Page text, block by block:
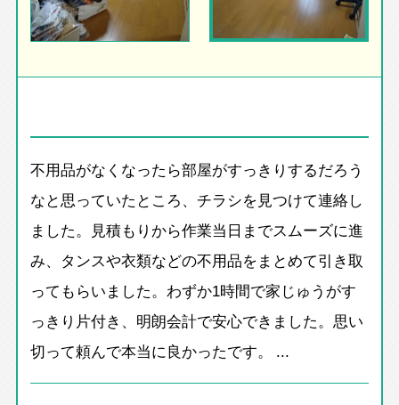
不用品がなくなったら部屋がすっきりするだろう
なと思っていたところ、チラシを見つけて連絡し
ました。見積もりから作業当日までスムーズに進
み、タンスや衣類などの不用品をまとめて引き取
ってもらいました。わずか1時間で家じゅうがす
っきり片付き、明朗会計で安心できました。思い
切って頼んで本当に良かったです。 ...